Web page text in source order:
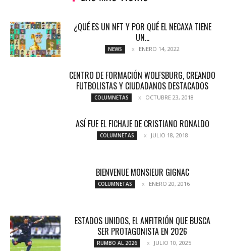
¿QUÉ ES UN NFT Y POR QUÉ EL NECAXA TIENE
UN...
NEWS ENERO 14, 2022
CENTRO DE FORMACIÓN WOLFSBURG, CREANDO
FUTBOLISTAS Y CIUDADANOS DESTACADOS
COLUMNETAS OCTUBRE 23, 2018
ASÍ FUE EL FICHAJE DE CRISTIANO RONALDO
COLUMNETAS JULIO 18, 2018
BIENVENUE MONSIEUR GIGNAC
COLUMNETAS ENERO 20, 2016
ESTADOS UNIDOS, EL ANFITRIÓN QUE BUSCA
SER PROTAGONISTA EN 2026
RUMBO AL 2026 JULIO 10, 2025